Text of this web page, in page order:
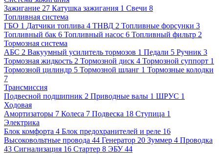
Зажигание 27 Катушка зажигания 1 Свечи 8
Топливная система
ГБО 1 Датчики топлива 4 ТНВД 2 Топливные форсунки 3
Топливный бак 6 Топливный насос 6 Топливный фильтр 2
Тормозная система
АБС 2 Вакуумный усилитель тормозов 1 Педали 5 Ручник 3
Тормозная жидкость 2 Тормозной диск 4 Тормозной суппорт 1
Тормозной цилиндр 5 Тормозной шланг 1 Тормозные колодки
7
Трансмиссия
Подвесной подшипник 2 Приводные валы 1 ШРУС 1
Ходовая
Амортизаторы 7 Колеса 7 Подвеска 18 Ступица 1
Электрика
Блок комфорта 4 Блок предохранителей и реле 16
Высоковольтные провода 44 Генератор 20 Зуммер 4 Проводка
43 Сигнализация 16 Стартер 8 ЭБУ 44